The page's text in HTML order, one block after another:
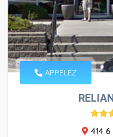
APPELEZ
414